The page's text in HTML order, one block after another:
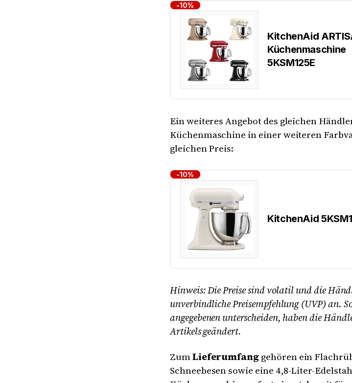
-10%
KitchenAid
Küchenmaschine
5KSM125E
Ein weiteres Angebot des gleichen
Küchenmaschine in einer weiteren
gleichen Preis:
-10%
KitchenAid
Hinweis: Die Preise sind volatil und die
unverbindliche Preisempfehlung (UVP) an.
angegebenen unterscheiden, haben die
Artikels geändert.
ZumLieferumfanggehören ein
Schneebesen sowie eine 4,8-Liter-